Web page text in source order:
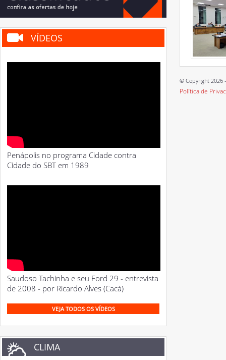
VÍDEOS
Penápolis no programa Cidade contra
Cidade do SBT em 1989
Saudoso Tachinha e seu Ford 29 - entrevista
de 2008 - por Ricardo Alves (Cacá)
VEJA TODOS OS VÍDEOS
CLIMA
© Copyright 2026
Política de